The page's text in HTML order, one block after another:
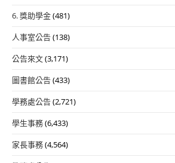
6. 獎助學金(481)
人事室公告(138)
公告來文(3,171)
圖書館公告(433)
學務處公告(2,721)
學生事務(6,433)
家長事務(4,564)